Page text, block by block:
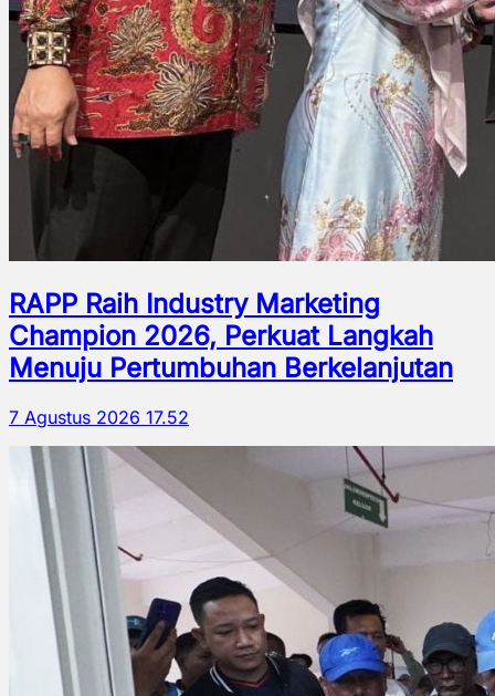
RAPP Raih Industry Marketing
Champion 2026, Perkuat Langkah
Menuju Pertumbuhan Berkelanjutan
7 Agustus 2026 17.52